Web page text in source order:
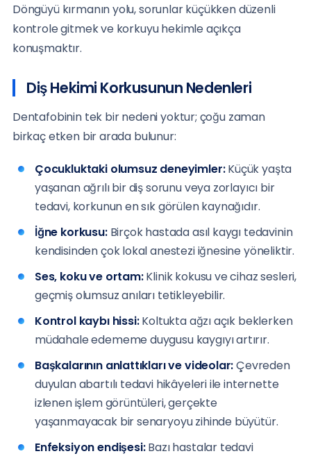
Döngüyü kırmanın yolu, sorunlar küçükken düzenli
kontrole gitmek ve korkuyu hekimle açıkça
konuşmaktır.
Diş Hekimi Korkusunun Nedenleri
Dentafobinin tek bir nedeni yoktur; çoğu zaman
birkaç etken bir arada bulunur:
Çocukluktaki olumsuz deneyimler:Küçük yaşta
yaşanan ağrılı bir diş sorunu veya zorlayıcı bir
tedavi, korkunun en sık görülen kaynağıdır.
İğne korkusu:Birçok hastada asıl kaygı tedavinin
kendisinden çok lokal anestezi iğnesine yöneliktir.
Ses, koku ve ortam:Klinik kokusu ve cihaz sesleri,
geçmiş olumsuz anıları tetikleyebilir.
Kontrol kaybı hissi:Koltukta ağzı açık beklerken
müdahale edememe duygusu kaygıyı artırır.
Başkalarının anlattıkları ve videolar:Çevreden
duyulan abartılı tedavi hikâyeleri ile internette
izlenen işlem görüntüleri, gerçekte
yaşanmayacak bir senaryoyu zihinde büyütür.
Enfeksiyon endişesi:Bazı hastalar tedavi